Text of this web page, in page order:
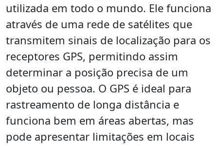
utilizada em todo o mundo. Ele funciona
através de uma rede de satélites que
transmitem sinais de localização para os
receptores GPS, permitindo assim
determinar a posição precisa de um
objeto ou pessoa. O GPS é ideal para
rastreamento de longa distância e
funciona bem em áreas abertas, mas
pode apresentar limitações em locais